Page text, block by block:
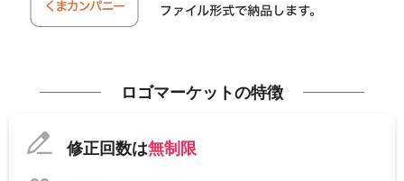
ロゴマーケットの特徴
修正回数は無制限